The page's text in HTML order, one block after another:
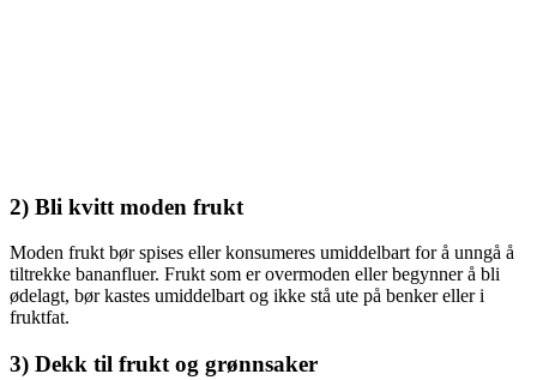
2) Bli kvitt moden frukt
Moden frukt bør spises eller konsumeres umiddelbart for å unngå å
tiltrekke bananfluer. Frukt som er overmoden eller begynner å bli
ødelagt, bør kastes umiddelbart og ikke stå ute på benker eller i
fruktfat.
3) Dekk til frukt og grønnsaker